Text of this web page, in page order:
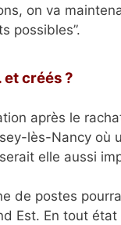
on va
possibles”.
créés ?
après le
lès-Nancy où
elle aussi
de postes
Est. En tout